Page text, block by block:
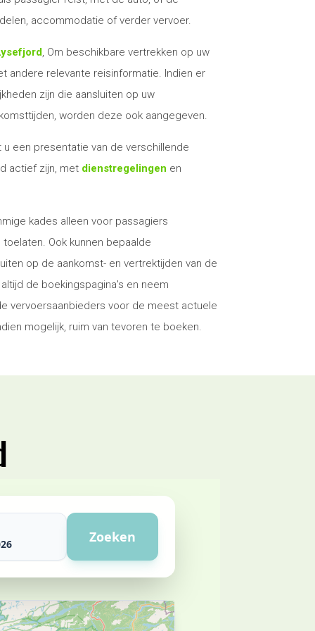
accommodatie of verder vervoer.
, Om beschikbare vertrekken op uw
andere relevante reisinformatie. Indien er
zijn die aansluiten op uw
worden deze ook aangegeven.
u een presentatie van de verschillende
actief zijn, met dienstregelingen en
kades alleen voor passagiers
Ook kunnen bepaalde
op de aankomst- en vertrektijden van de
de boekingspagina's en neem
vervoersaanbieders voor de meest actuele
mogelijk, ruim van tevoren te boeken.